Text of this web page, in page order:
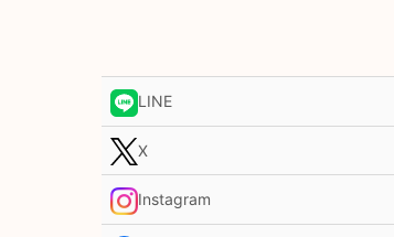
LINE
X
Instagram